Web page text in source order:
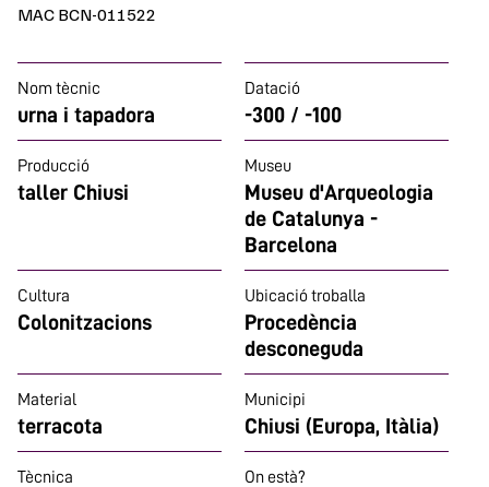
MAC BCN-011522
Nom tècnic
urna i tapadora
Datació
-300 / -100
Producció
taller Chiusi
Museu
Museu d'Arqueologia
de Catalunya -
Barcelona
Cultura
Colonitzacions
Ubicació troballa
Procedència
desconeguda
Material
terracota
Municipi
Chiusi (Europa, Itàlia)
Tècnica On està?